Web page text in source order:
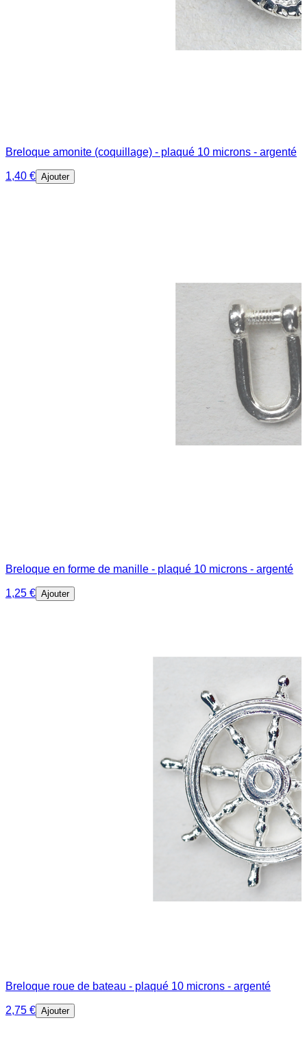
Breloque amonite (coquillage) - plaqué 10 microns - argenté
1,40 € Ajouter
Breloque en forme de manille - plaqué 10 microns - argenté
1,25 € Ajouter
Breloque roue de bateau - plaqué 10 microns - argenté
2,75 € Ajouter